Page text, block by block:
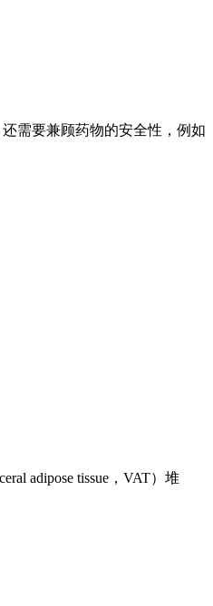
需要兼顾药物的安全性，例如
adipose tissue，VAT）堆